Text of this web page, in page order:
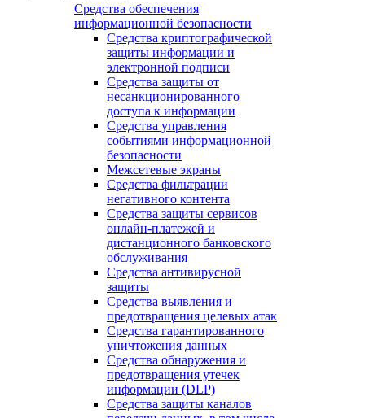
Средства обеспечения
информационной безопасности
Средства криптографической
защиты информации и
электронной подписи
Средства защиты от
несанкционированного
доступа к информации
Средства управления
событиями информационной
безопасности
Межсетевые экраны
Средства фильтрации
негативного контента
Средства защиты сервисов
онлайн-платежей и
дистанционного банковского
обслуживания
Средства антивирусной
защиты
Средства выявления и
предотвращения целевых атак
Средства гарантированного
уничтожения данных
Средства обнаружения и
предотвращения утечек
информации (DLP)
Средства защиты каналов